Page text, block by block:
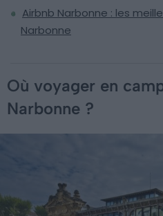
Airbnb Narbonne : les
Narbonne
Où voyager en
Narbonne ?